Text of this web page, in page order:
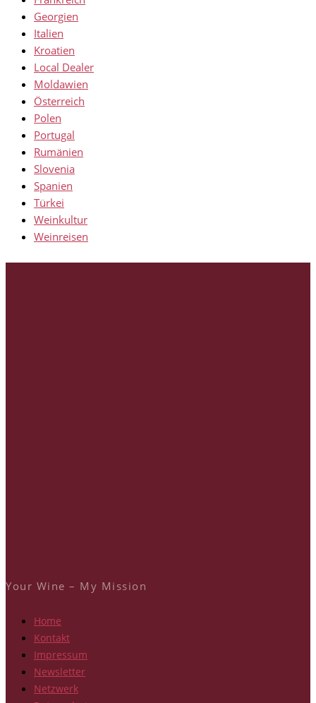
Georgien
Italien
Kroatien
Local Dealer
Moldawien
Österreich
Polen
Portugal
Rumänien
Slovenia
Spanien
Türkei
Weinkultur
Weinreisen
Your Wine – My Mission
Home
Kontakt
Impressum
Newsletter
Netzwerk